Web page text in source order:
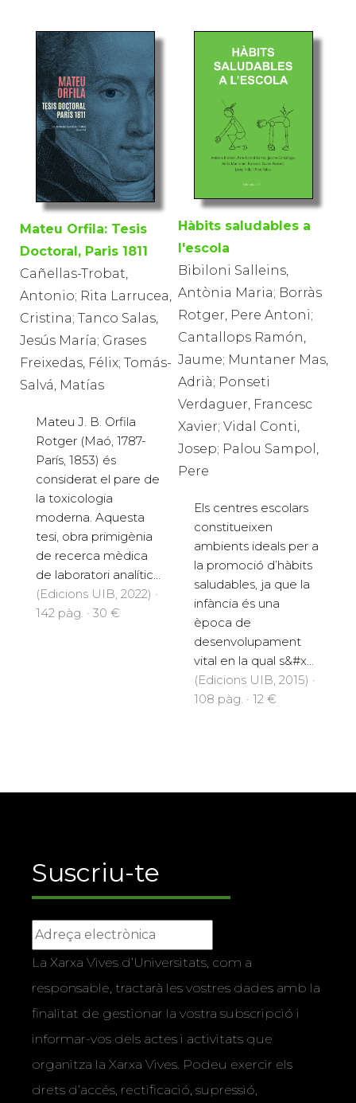
Mateu Orfila: Tesis
Doctoral, Paris 1811
Cañellas-Trobat,
Antonio; Rita Larrucea,
Cristina; Tanco Salas,
Jesús María; Grases
Freixedas, Félix; Tomás-
Salvá, Matías
Mateu J. B. Orfila
Rotger (Maó, 1787-
París, 1853) és
considerat el pare de
la toxicologia
moderna. Aquesta
tesi, obra primigènia
de recerca mèdica
de laboratori analític...
(Edicions UIB, 2022) ·
142 pàg. · 30 €
Hàbits saludables a
l'escola
Bibiloni Salleins,
Antònia Maria; Borràs
Rotger, Pere Antoni;
Cantallops Ramón,
Jaume; Muntaner Mas,
Adrià; Ponseti
Verdaguer, Francesc
Xavier; Vidal Conti,
Josep; Palou Sampol,
Pere
Els centres escolars
constitueixen
ambients ideals per a
la promoció d’hàbits
saludables, ja que la
infància és una
època de
desenvolupament
vital en la qual s&#x...
(Edicions UIB, 2015) ·
108 pàg. · 12 €
Suscriu-te
La Xarxa Vives d’Universitats, com a
responsable, tractarà les vostres dades amb la
finalitat de gestionar la vostra subscripció i
informar-vos dels actes i activitats que
organitza la Xarxa Vives. Podeu exercir els
drets d’accés, rectificació, supressió,